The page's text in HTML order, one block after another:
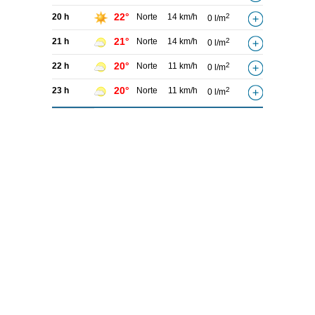
20 h 22° Norte 14 km/h 0 l/m2
21 h 21° Norte 14 km/h 0 l/m2
22 h 20° Norte 11 km/h 0 l/m2
23 h 20° Norte 11 km/h 0 l/m2